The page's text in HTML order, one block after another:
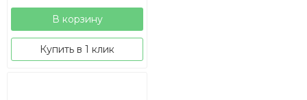
составляла
279,00 ₽.
251,00 ₽.
В корзину
Купить в 1 клик